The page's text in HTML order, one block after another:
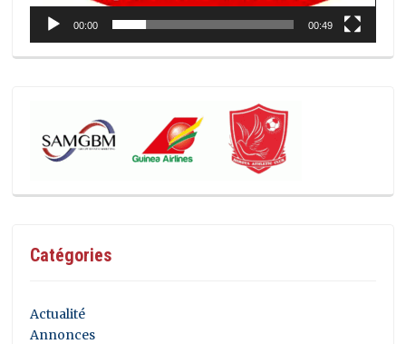
00:00 00:49
Catégories
Actualité
Annonces